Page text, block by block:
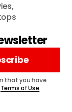
that you have
Terms of Use